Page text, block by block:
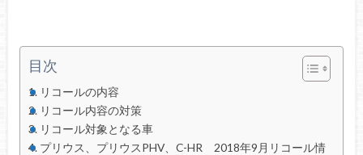
目次
リコールの内容
リコール内容の対策
リコール対象となる車
プリウス、プリウスPHV、C-HR 2018年9月リコール情